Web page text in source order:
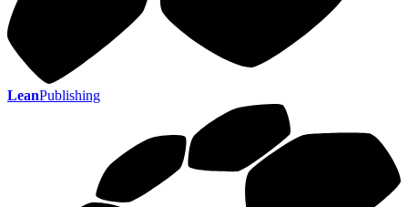
LeanPublishing